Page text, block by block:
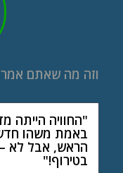
וזה מה שאתם
"החוויה הייתה
באמת משהו
הראש, אבל לא –
בטירוף!"